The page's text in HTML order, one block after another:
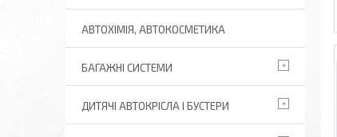
АВТОХІМІЯ, АВТОКОСМЕТИКА
БАГАЖНІ СИСТЕМИ
ДИТЯЧІ АВТОКРІСЛА І БУСТЕРИ